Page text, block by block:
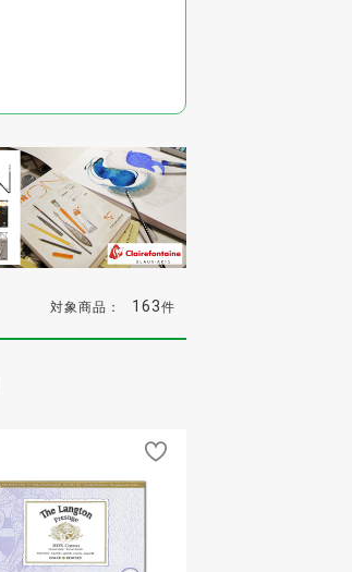
対象商品： 163件